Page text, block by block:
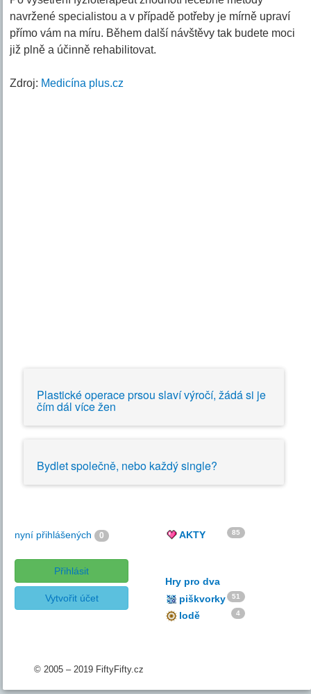
navržené specialistou a v případě potřeby je mírně upraví
přímo vám na míru. Během další návštěvy tak budete moci
již plně a účinně rehabilitovat.
Zdroj: Medicína plus.cz
Plastické operace prsou slaví výročí, žádá si je
čím dál více žen
Bydlet společně, nebo každý single?
nyní přihlášených 0
Přihlásit
Vytvořit účet
AKTY 85
Hry pro dva
piškvorky
51
lodě 4
© 2005 – 2019 FiftyFifty.cz